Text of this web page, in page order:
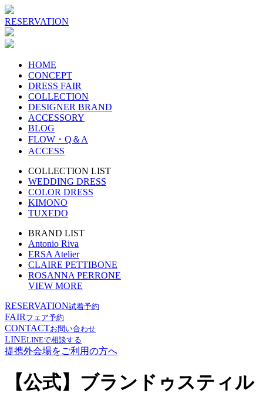
RESERVATION
HOME
CONCEPT
DRESS FAIR
COLLECTION
DESIGNER BRAND
ACCESSORY
BLOG
FLOW・Q＆A
ACCESS
COLLECTION LIST
WEDDING DRESS
COLOR DRESS
KIMONO
TUXEDO
BRAND LIST
Antonio Riva
ERSA Atelier
CLAIRE PETTIBONE
ROSANNA PERRONE
VIEW MORE
RESERVATION試着予約
FAIR フェア予約
CONTACTお問い合わせ
LINELINEで相談する
提携外会場をご利用の方へ
【公式】ブランドゥスティル